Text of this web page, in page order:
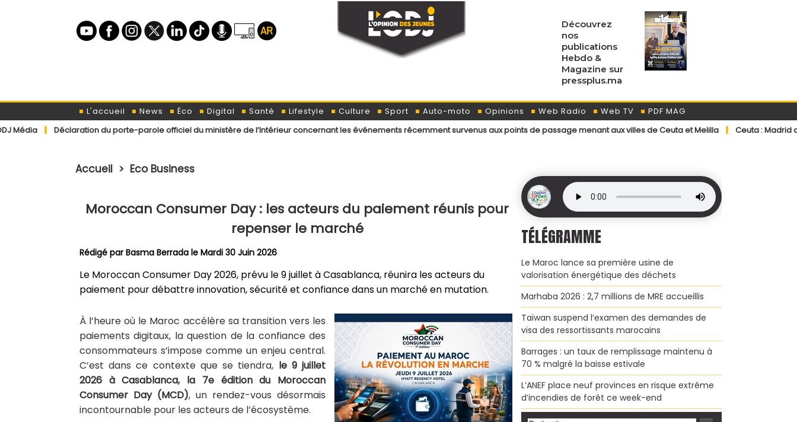
Découvrez
nos
publications
Hebdo &
Magazine sur
pressplus.ma
L'accueil News Éco Digital Santé Lifestyle Culture Sport Auto-moto Opinions Web Radio Web TV
PDF MAG
du porte-parole officiel du ministère de l’Intérieur concernant les événements récemment survenus aux points de passage menant aux villes de Ceuta et Melilla
Ceuta : Madrid accélère les
Accueil > Eco Business
Moroccan Consumer Day : les acteurs du paiement réunis pour
repenser le marché
Rédigé parBasma Berrada le Mardi 30 Juin 2026
Le Moroccan Consumer Day 2026, prévu le 9 juillet à Casablanca, réunira les acteurs du
paiement pour débattre innovation, sécurité et confiance dans un marché en mutation.
À l’heure où le Maroc accélère sa transition vers les
paiements digitaux, la question de la confiance des
consommateurs s’impose comme un enjeu central.
C’est dans ce contexte que se tiendra, le 9 juillet
2026 à Casablanca, la 7e édition du Moroccan
Consumer Day (MCD), un rendez-vous désormais
incontournable pour les acteurs de l’écosystème.
TÉLÉGRAMME
Le Maroc lance sa première usine de
valorisation énergétique des déchets
Marhaba 2026 : 2,7 millions de MRE accueillis
Taïwan suspend l’examen des demandes de
visa des ressortissants marocains
Barrages : un taux de remplissage maintenu à
70 % malgré la baisse estivale
L’ANEF place neuf provinces en risque extrême
d’incendies de forêt ce week-end